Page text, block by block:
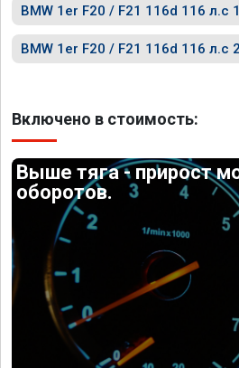
BMW 1er F20 / F21 116d 116 л.с
BMW 1er F20 / F21 116d 116 л.с
Включено в стоимость:
Выше тяга - прирост
оборотов.